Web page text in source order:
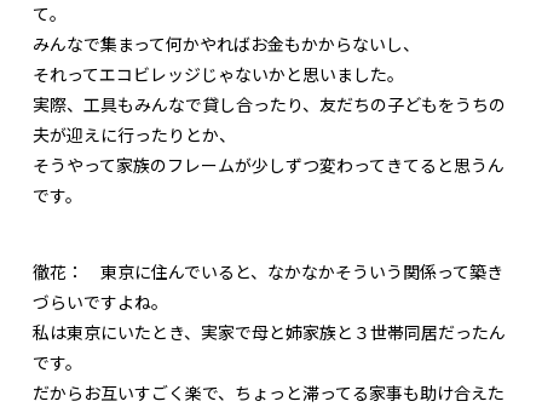
て。
みんなで集まって何かやればお金もかからないし、
それってエコビレッジじゃないかと思いました。
実際、工具もみんなで貸し合ったり、友だちの子どもをうちの
夫が迎えに行ったりとか、
そうやって家族のフレームが少しずつ変わってきてると思うん
です。
徹花： 東京に住んでいると、なかなかそういう関係って築き
づらいですよね。
私は東京にいたとき、実家で母と姉家族と３世帯同居だったん
です。
だからお互いすごく楽で、ちょっと滞ってる家事も助け合えた